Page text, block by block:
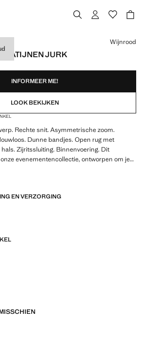
SATIJNEN JURK
[€ 89,99 ]
Wijnrood
INFORMEER ME!
LOOK BEKIJKEN
Rechte snit. Asymmetrische zoom.
Dunne bandjes. Open rug met
Zijritssluiting. Binnenvoering. Dit
evenementencollectie, ontworpen om je
EN VERZORGING
en trends